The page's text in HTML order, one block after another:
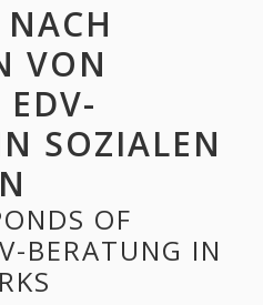
VON
SOZIALEN
OF
BERATUNG IN